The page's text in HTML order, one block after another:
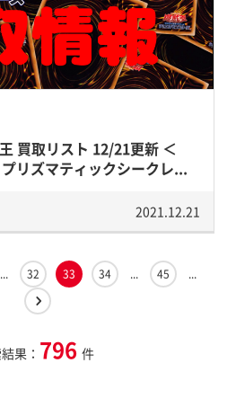
買取リスト 12/21更新 ＜
リズマティックシークレ...
2021.12.21
... 32 33 34 ... 45 ...
果： 796 件